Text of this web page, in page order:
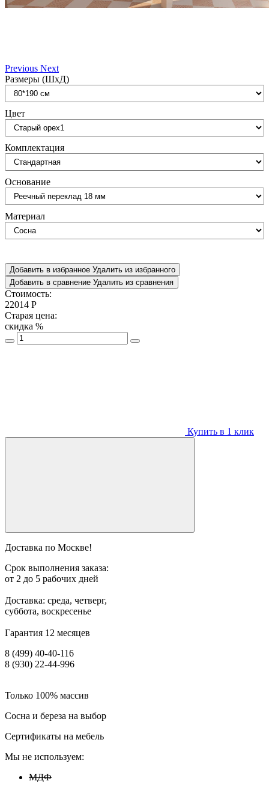
Previous Next
Размеры (ШxД)
Цвет
Комплектация
Основание
Материал
Добавить в избранное Удалить из избранного
Добавить в сравнение Удалить из сравнения
Стоимость:
22014 Р
Старая цена:
скидка %
Купить в 1 клик
Доставка по Москве!
Срок выполнения заказа:
от 2 до 5 рабочих дней
Доставка: среда, четверг,
суббота, воскресенье
Гарантия 12 месяцев
8 (499) 40-40-116
8 (930) 22-44-996
Только 100% массив
Сосна и береза на выбор
Сертификаты на мебель
Мы не используем:
МДФ